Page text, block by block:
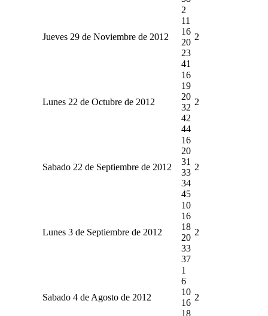
Jueves 29 de Noviembre de 2012
2
11
16
20
23
41
2
Lunes 22 de Octubre de 2012
16
19
20
32
42
44
2
Sabado 22 de Septiembre de 2012
16
20
31
33
34
45
2
Lunes 3 de Septiembre de 2012
10
16
18
20
33
37
2
Sabado 4 de Agosto de 2012
1
6
10
16
18
2